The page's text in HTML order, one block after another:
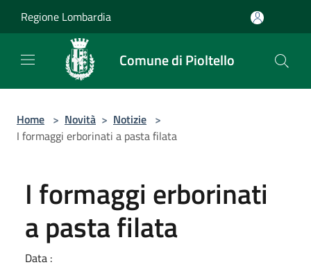
Regione Lombardia
Comune di Pioltello
Home > Novità > Notizie >
I formaggi erborinati a pasta filata
I formaggi erborinati
a pasta filata
Data :